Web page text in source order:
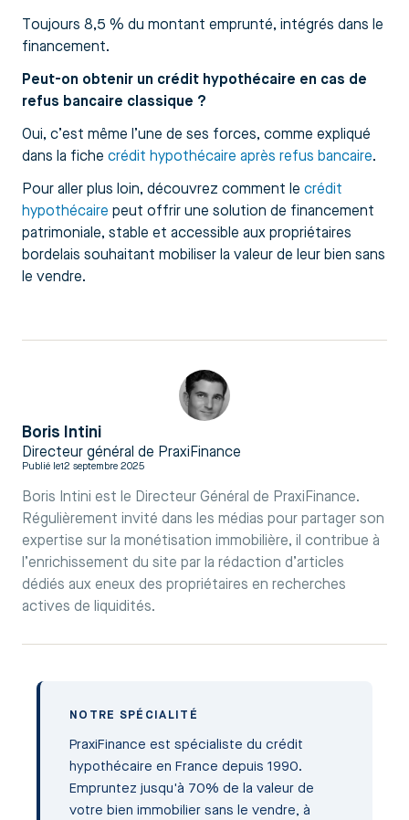
Toujours 8,5 % du montant emprunté, intégrés dans le
financement.
Peut-on obtenir un crédit hypothécaire en cas de
refus bancaire classique ?
Oui, c’est même l’une de ses forces, comme expliqué
dans la fiche crédit hypothécaire après refus bancaire.
Pour aller plus loin, découvrez comment le crédit
hypothécaire peut offrir une solution de financement
patrimoniale, stable et accessible aux propriétaires
bordelais souhaitant mobiliser la valeur de leur bien sans
le vendre.
Boris Intini
Directeur général de PraxiFinance
Publié le12 septembre 2025
Boris Intini est le Directeur Général de PraxiFinance.
Régulièrement invité dans les médias pour partager son
expertise sur la monétisation immobilière, il contribue à
l’enrichissement du site par la rédaction d’articles
dédiés aux eneux des propriétaires en recherches
actives de liquidités.
NOTRE SPÉCIALITÉ
PraxiFinance est spécialiste du crédit
hypothécaire en France depuis 1990.
Empruntez jusqu'à 70% de la valeur de
votre bien immobilier sans le vendre, à